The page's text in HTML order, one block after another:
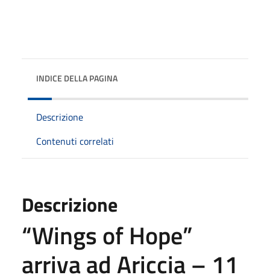
INDICE DELLA PAGINA
Descrizione
Contenuti correlati
Descrizione
“Wings of Hope”
arriva ad Ariccia – 11